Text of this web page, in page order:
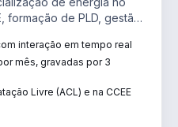
formação de PLD, gestão
interação em tempo real
mês, gravadas por 3
Livre (ACL) e na CCEE